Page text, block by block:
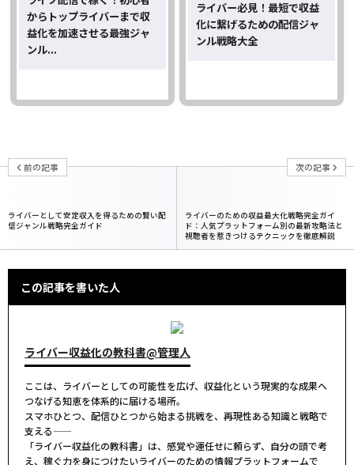
からトップライバーまで収
益化を加速させる最強ジャ
ンル...
ライバー必見！最短で収益
化に繋げるための配信ジャ
ンル戦略大全
前の記事
ライバーとして安定収入を得るための賢い配
信ジャンル戦略完全ガイド
次の記事
ライバーのための収益最大化戦略完全ガイ
ド：人気プラットフォーム別の最新攻略法と
視聴者を惹きつけるテクニックを徹底解説
この記事を書いた人
ライバー収益化の教科書@管理人
ここは、ライバーとしての可能性を広げ、収益化という現実的な成果へ
つなげる知恵を体系的に届ける場所。
スマホひとつ、配信ひとつから始まる挑戦を、再現性ある知識と戦略で
支える――
「ライバー収益化の教科書」は、感覚や運任せに頼らず、自分の頭で考
え、稼ぐ力を身につけたいライバーのための情報プラットフォームで